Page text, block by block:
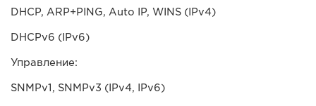
DHCP, ARP+PING, Auto IP, WINS (IPv4)
DHCPv6 (IPv6)
Управление:
SNMPv1, SNMPv3 (IPv4, IPv6)